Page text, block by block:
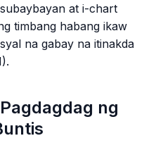
at i-chart
timbang habang ikaw
na gabay na itinakda
ng